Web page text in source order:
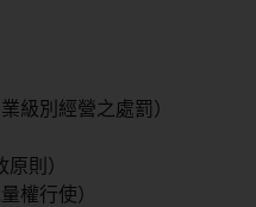
級別經營之處罰）
則）
權行使）